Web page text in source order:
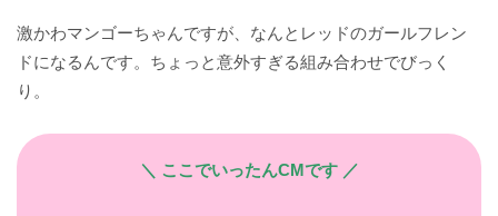
激かわマンゴーちゃんですが、なんとレッドのガールフレン
ドになるんです。ちょっと意外すぎる組み合わせでびっく
り。
＼ ここでいったんCMです ／